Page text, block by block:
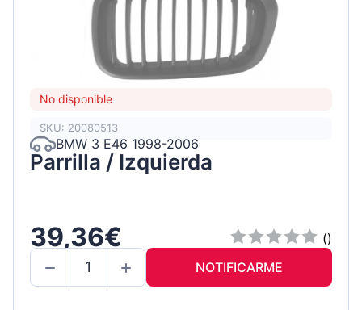
No disponible
SKU: 20080513
BMW 3 E46 1998-2006
Parrilla / Izquierda
39,36€
()
NOTIFICARME